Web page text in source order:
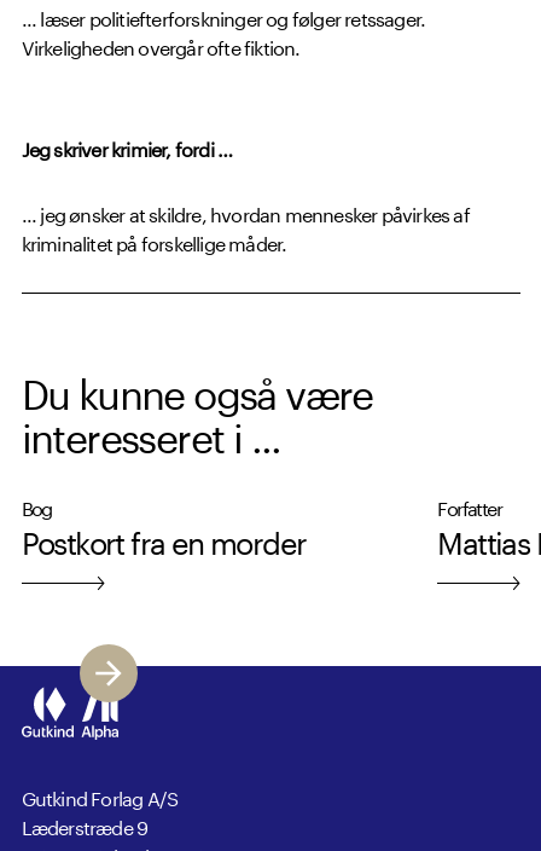
...læser politiefterforskninger og følger retssager.
Virkeligheden overgår ofte fiktion.
Jeg skriver krimier, fordi …
...jeg ønsker at skildre, hvordan mennesker påvirkes af
kriminalitet på forskellige måder.
Du kunne også være
interesseret i ...
Bog
Postkort fra en morder
Forfatter
Mattias
Gutkind Forlag A/S
Læderstræde 9